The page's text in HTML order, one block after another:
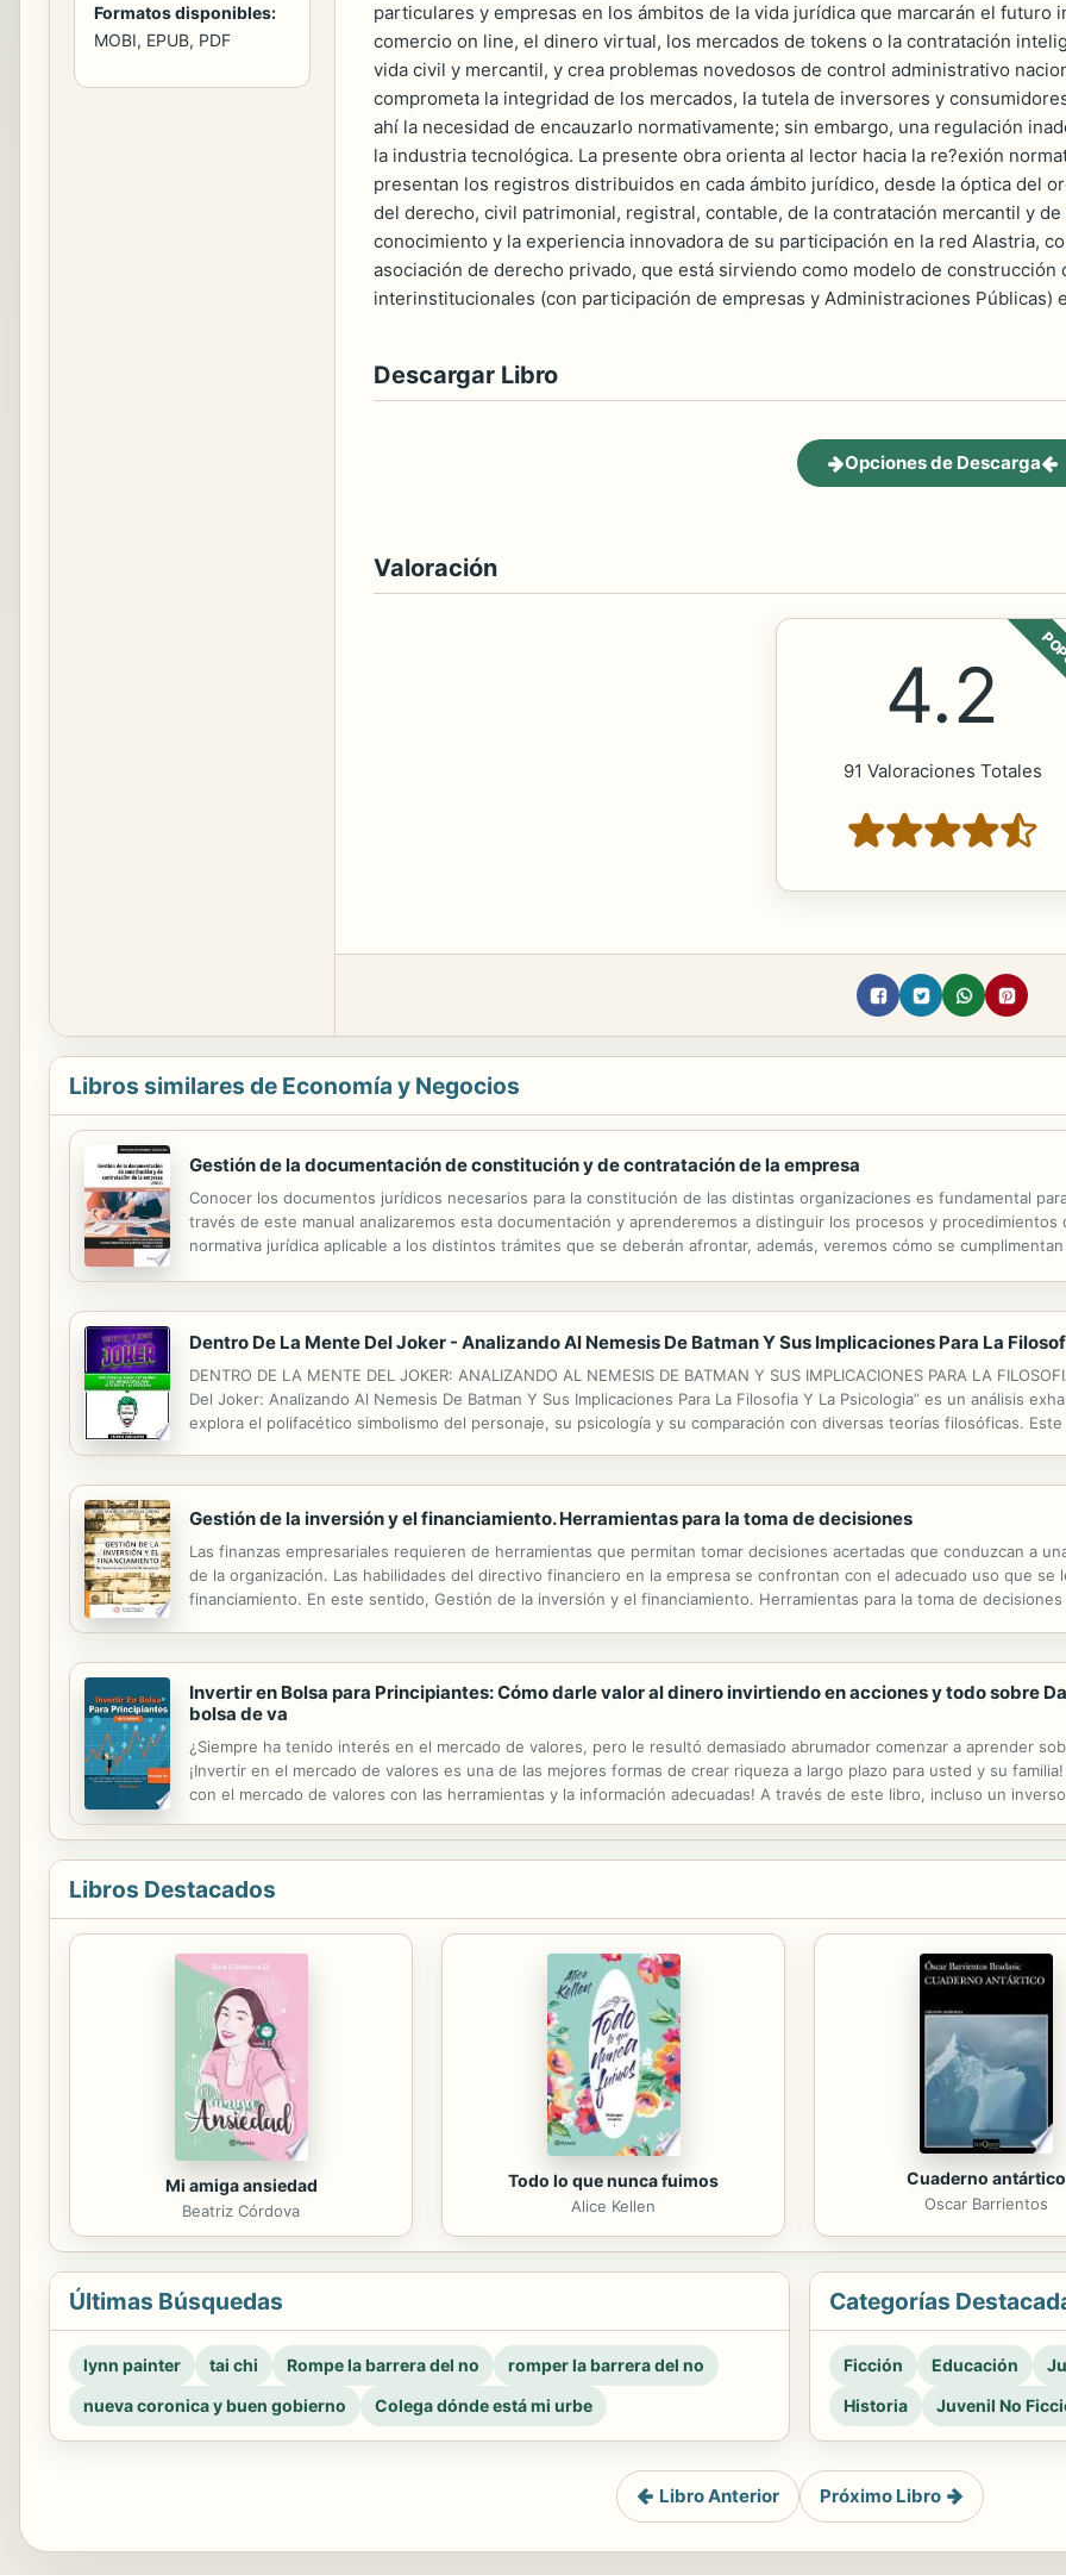
Formatos disponibles:
MOBI, EPUB, PDF
particulares y empresas en los ámbitos de la vida jurídica que marcarán el futuro
comercio on line, el dinero virtual, los mercados de tokens o la contratación
vida civil y mercantil, y crea problemas novedosos de control administrativo
comprometa la integridad de los mercados, la tutela de inversores y
ahí la necesidad de encauzarlo normativamente; sin embargo, una regulación
la industria tecnológica. La presente obra orienta al lector hacia la re?exión
presentan los registros distribuidos en cada ámbito jurídico, desde la óptica del
del derecho, civil patrimonial, registral, contable, de la contratación mercantil y
conocimiento y la experiencia innovadora de su participación en la red Alastria,
asociación de derecho privado, que está sirviendo como modelo de construcción
interinstitucionales (con participación de empresas y Administraciones Públicas)
Descargar Libro
Opciones de Descarga
Valoración
4.2
91 Valoraciones Totales
Libros similares de Economía y Negocios
Gestión de la documentación de constitución y de contratación de la empresa
Conocer los documentos jurídicos necesarios para la constitución de las distintas organizaciones es fundamental
través de este manual analizaremos esta documentación y aprenderemos a distinguir los procesos y
normativa jurídica aplicable a los distintos trámites que se deberán afrontar, además, veremos cómo se
Dentro De La Mente Del Joker - Analizando Al Nemesis De Batman Y Sus Implicaciones Para La
DENTRO DE LA MENTE DEL JOKER: ANALIZANDO AL NEMESIS DE BATMAN Y SUS IMPLICACIONES PARA LA
Del Joker: Analizando Al Nemesis De Batman Y Sus Implicaciones Para La Filosofia Y La Psicologia” es un análisis
explora el polifacético simbolismo del personaje, su psicología y su comparación con diversas teorías filosóficas.
Gestión de la inversión y el financiamiento. Herramientas para la toma de decisiones
Las finanzas empresariales requieren de herramientas que permitan tomar decisiones acertadas que conduzcan a
de la organización. Las habilidades del directivo financiero en la empresa se confrontan con el adecuado uso que
financiamiento. En este sentido, Gestión de la inversión y el financiamiento. Herramientas para la toma de
Invertir en Bolsa para Principiantes: Cómo darle valor al dinero invirtiendo en acciones y todo sobre
bolsa de va
¿Siempre ha tenido interés en el mercado de valores, pero le resultó demasiado abrumador comenzar a aprender
¡Invertir en el mercado de valores es una de las mejores formas de crear riqueza a largo plazo para usted y su
con el mercado de valores con las herramientas y la información adecuadas! A través de este libro, incluso un
Libros Destacados
Mi amiga ansiedad
Beatriz Córdova
Todo lo que nunca fuimos
Alice Kellen
Cuaderno antártico
Oscar Barrientos
Últimas Búsquedas
lynn painter tai chi Rompe la barrera del no
romper la barrera del no
nueva coronica y buen gobierno
Colega dónde está mi urbe
Categorías
Ficción Educación
Historia
Juvenil No
Libro Anterior Próximo Libro